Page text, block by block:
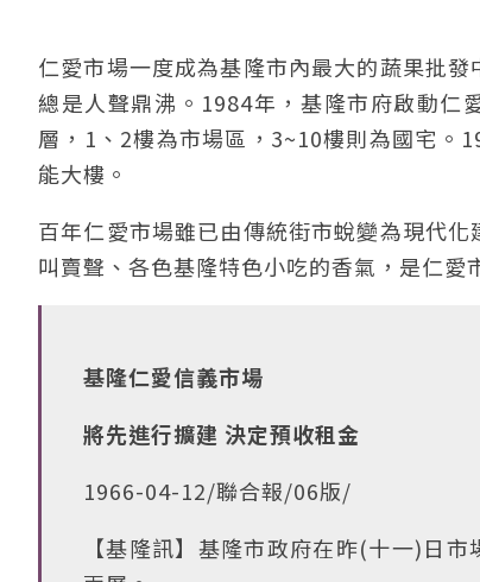
仁愛市場一度成為基隆市內最大的蔬果批
總是人聲鼎沸。1984年，基隆市府啟動仁
層，1、2樓為市場區，3~10樓則為國宅。
能大樓。
百年仁愛市場雖已由傳統街市蛻變為現代
叫賣聲、各色基隆特色小吃的香氣，是仁愛
基隆仁愛信義市場
將先進行擴建 決定預收租金
1966-04-12/聯合報/06版/
【基隆訊】基隆市政府在昨(十一)日